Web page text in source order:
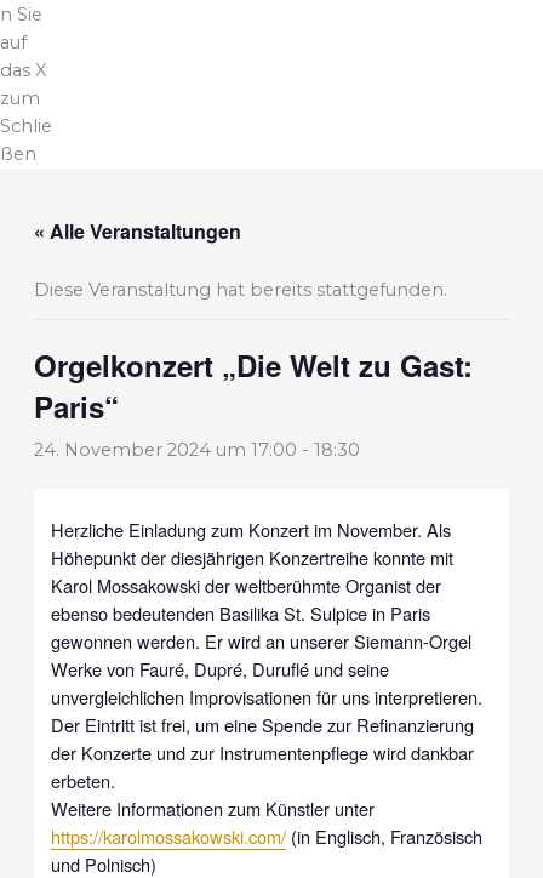
n Sie
auf
das X
zum
Schlie
ßen
« Alle Veranstaltungen
Diese Veranstaltung hat bereits stattgefunden.
Orgelkonzert „Die Welt zu Gast:
Paris“
24. November 2024 um 17:00 - 18:30
Herzliche Einladung zum Konzert im November. Als
Höhepunkt der diesjährigen Konzertreihe konnte mit
Karol Mossakowski der weltberühmte Organist der
ebenso bedeutenden Basilika St. Sulpice in Paris
gewonnen werden. Er wird an unserer Siemann-Orgel
Werke von Fauré, Dupré, Duruflé und seine
unvergleichlichen Improvisationen für uns interpretieren.
Der Eintritt ist frei, um eine Spende zur Refinanzierung
der Konzerte und zur Instrumentenpflege wird dankbar
erbeten.
Weitere Informationen zum Künstler unter
https://karolmossakowski.com/ (in Englisch, Französisch
und Polnisch)